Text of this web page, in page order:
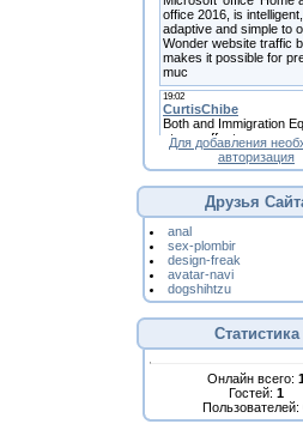
Для добавления
авторизация
Друзья
anal
sex-plombir
design-freak
avatar-navi
dogshihtzu
Статистика
Онлайн всего:
Гостей: 1
Пользователей: